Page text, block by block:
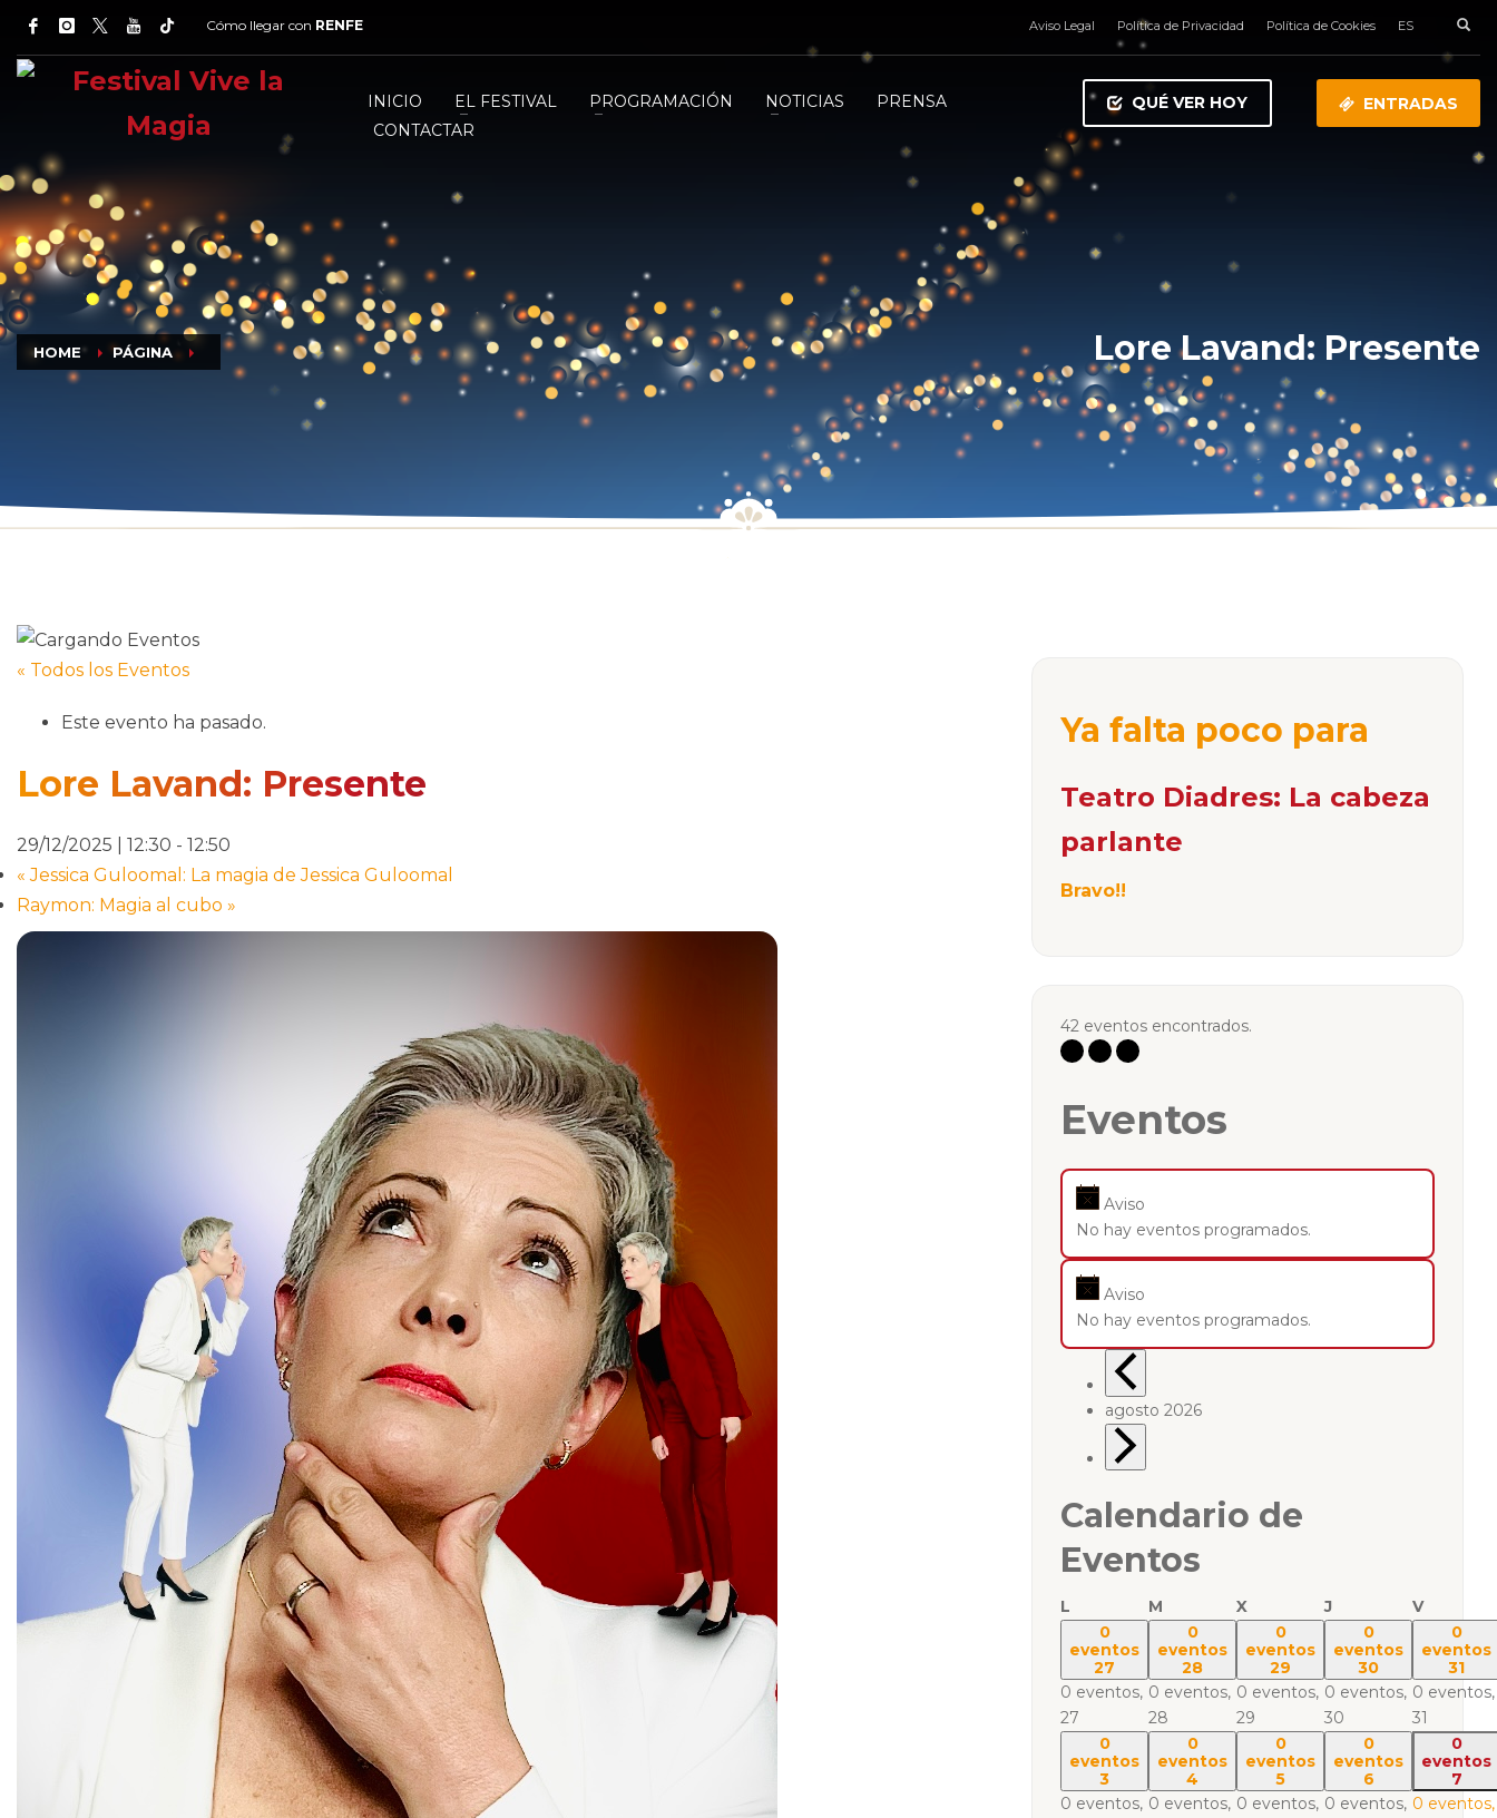
Cómo llegar con RENFE Aviso Legal Política de Privacidad Política de Cookies ES
INICIO EL FESTIVAL PROGRAMACIÓN NOTICIAS
PRENSA
CONTACTAR
QUÉ VER HOY ENTRADAS
HOME PÁGINA Lore Lavand: Presente
« Todos los Eventos
Este evento ha pasado.
Lore Lavand: Presente
29/12/2025 | 12:30 - 12:50
« Jessica Guloomal: La magia de Jessica Guloomal
Raymon: Magia al cubo »
Ya falta poco para
Teatro Diadres: La cabeza
parlante
Bravo!!
42 eventos encontrados.
Eventos
Aviso
No hay eventos programados.
Aviso
No hay eventos programados.
agosto 2026
Calendario de
Eventos
L M X J
V
0
eventos
27
0 eventos,
27
0
eventos
28
0 eventos,
28
0
eventos
29
0 eventos,
29
0
eventos
30
0 eventos,
30
0
eventos
31
0 eventos,
31
0
eventos
3
0 eventos,
0
eventos
4
0 eventos,
0
eventos
5
0 eventos,
0
eventos
6
0 eventos,
0
eventos
7
0 eventos,